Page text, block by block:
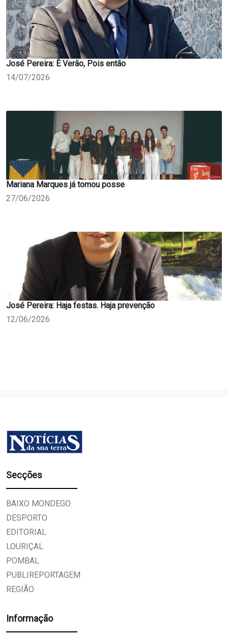
José Pereira: È Verão, Pois então
14/07/2026
Mariana Marques já tomou posse
27/06/2026
José Pereira: Haja festas. Haja prevenção
12/06/2026
Secções
BAIXO MONDEGO
DESPORTO
EDITORIAL
LOURIÇAL
POMBAL
PUBLIREPORTAGEM
REGIÃO
Informação